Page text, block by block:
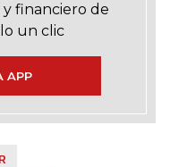
financiero de
un clic
APP